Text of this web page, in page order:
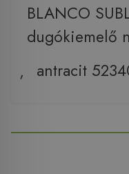
BLANCO
dugókiemelő
,
antracit